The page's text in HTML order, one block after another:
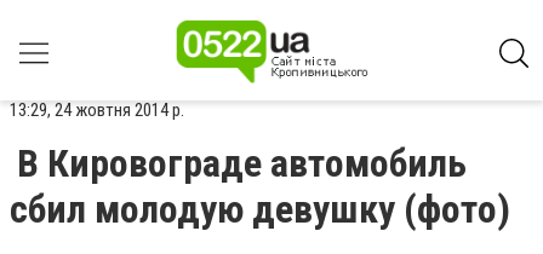
13:29, 24 жовтня 2014 р.
В Кировограде автомобиль
сбил молодую девушку (фото)